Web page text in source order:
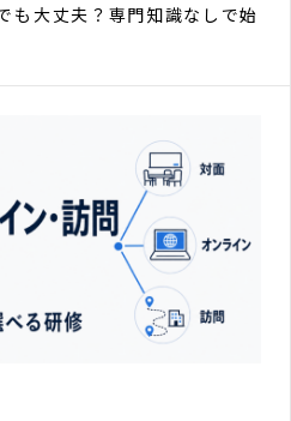
も大丈夫？専門知識なしで始